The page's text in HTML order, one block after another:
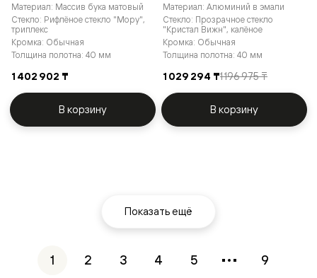
Материал: Массив бука матовый
Стекло: Рифлёное стекло "Мору",
триплекс
Кромка: Обычная
Толщина полотна: 40 мм
1 402 902 ₸
В корзину
Материал: Алюминий в эмали
Стекло: Прозрачное стекло
"Кристал Вижн", калёное
Кромка: Обычная
Толщина полотна: 40 мм
1 029 294 ₸1 196 975 ₸
В корзину
Показать ещё
1 2 3 4 5 9